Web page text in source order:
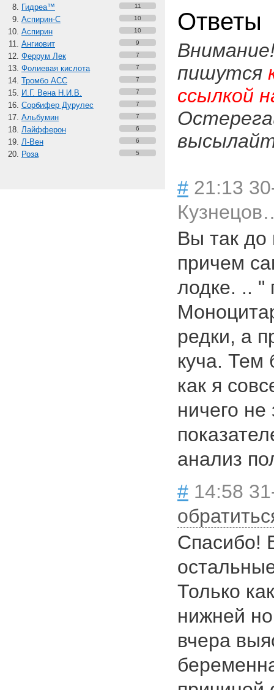
Гидреа™ 11
Аспирин-C 10
Аспирин 10
Ангиовит 9
Феррум Лек 7
Фолиевая кислота 7
Тромбо АСС 7
И.Г. Вена Н.И.В. 7
Сорбифер Дурулес 7
Альбумин 7
Лайфферон 6
Л-Вен 6
Роза 5
Ответы
пишутся
ссылкой
# 21:13
Вы так до
причем
лодке. .. "
редки, а
куча. Тем
как я
ничего не
анализ
# 14:58
Спасибо!
Только
нижней
вчера